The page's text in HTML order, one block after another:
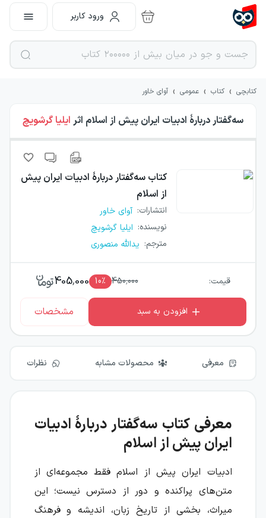
ورود کاربر
کتابچی › کتاب › عمومی › آوای خاور
سه‌گفتار دربارهٔ ادبیات ایران پیش از اسلام اثر ایلیا گرشویچ
کتاب سه‌گفتار دربارهٔ ادبیات ایران پیش
از اسلام
انتشارات: آوای خاور
نویسنده: ایلیا گرشویچ
مترجم: یدالله منصوری
قیمت: 450,000
10٪ 405,000
افزودن به سبد مشخصات
معرفی محصولات مشابه نظرات
معرفی کتاب سه‌گفتار دربارهٔ ادبیات
ایران پیش از اسلام
ادبیات ایران پیش از اسلام فقط مجموعه‌ای از
متن‌های پراکنده و دور از دسترس نیست؛ این
میراث، بخشی از تاریخ زبان، اندیشه و فرهنگ